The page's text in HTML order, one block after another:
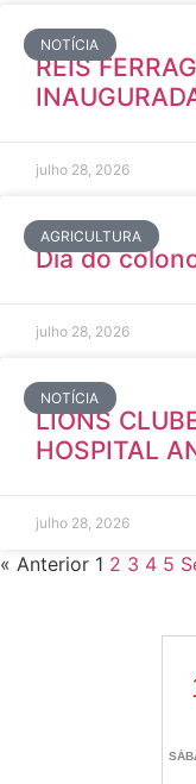
NOTÍCIA
REIS
julho 28, 2026
AGRICULTURA
Dia do
julho 28, 2026
NOTÍCIA
LIONS
HOSPITAL
julho 28, 2026
« Anterior 1 2 3 4 5